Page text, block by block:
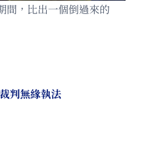
間，比出一個倒過來的
判無緣執法